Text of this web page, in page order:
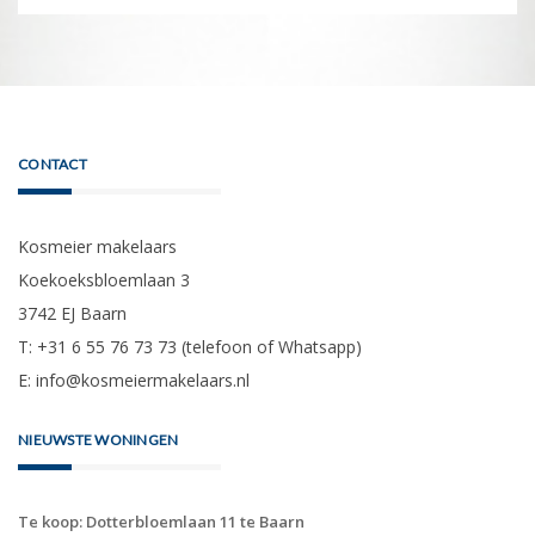
CONTACT
Kosmeier makelaars
Koekoeksbloemlaan 3
3742 EJ Baarn
T: +31 6 55 76 73 73 (telefoon of Whatsapp)
E: info@kosmeiermakelaars.nl
NIEUWSTE WONINGEN
Te koop: Dotterbloemlaan 11 te Baarn